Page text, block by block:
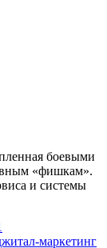
боевыми
«фишкам».
и системы
маркетинг